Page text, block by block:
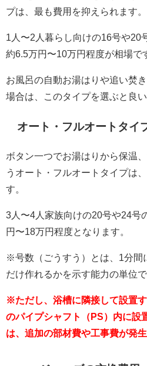
プは、最も費用を抑えられます。
1人〜2人暮らし向けの16号や20
約6.5万円〜10万円程度が相場で
お風呂の自動お湯はりや追い焚
場合は、このタイプを選ぶと良い
オート・フルオートタイ
ボタン一つでお湯はりから保温
うオート・フルオートタイプは
す。
3人〜4人家族向けの20号や24号
円〜18万円程度となります。
※号数（ごうすう）とは、1分間
だけ作れるかを示す能力の単位で
※ただし、浴槽に隣接して設置
のパイプシャフト（PS）内に設
は、追加の部材費や工事費が発